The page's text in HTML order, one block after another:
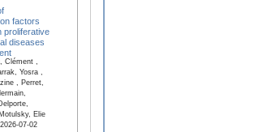
factors
proliferative
diseases
Clément ,
Yosra ,
, Perret,
Elie
07-02